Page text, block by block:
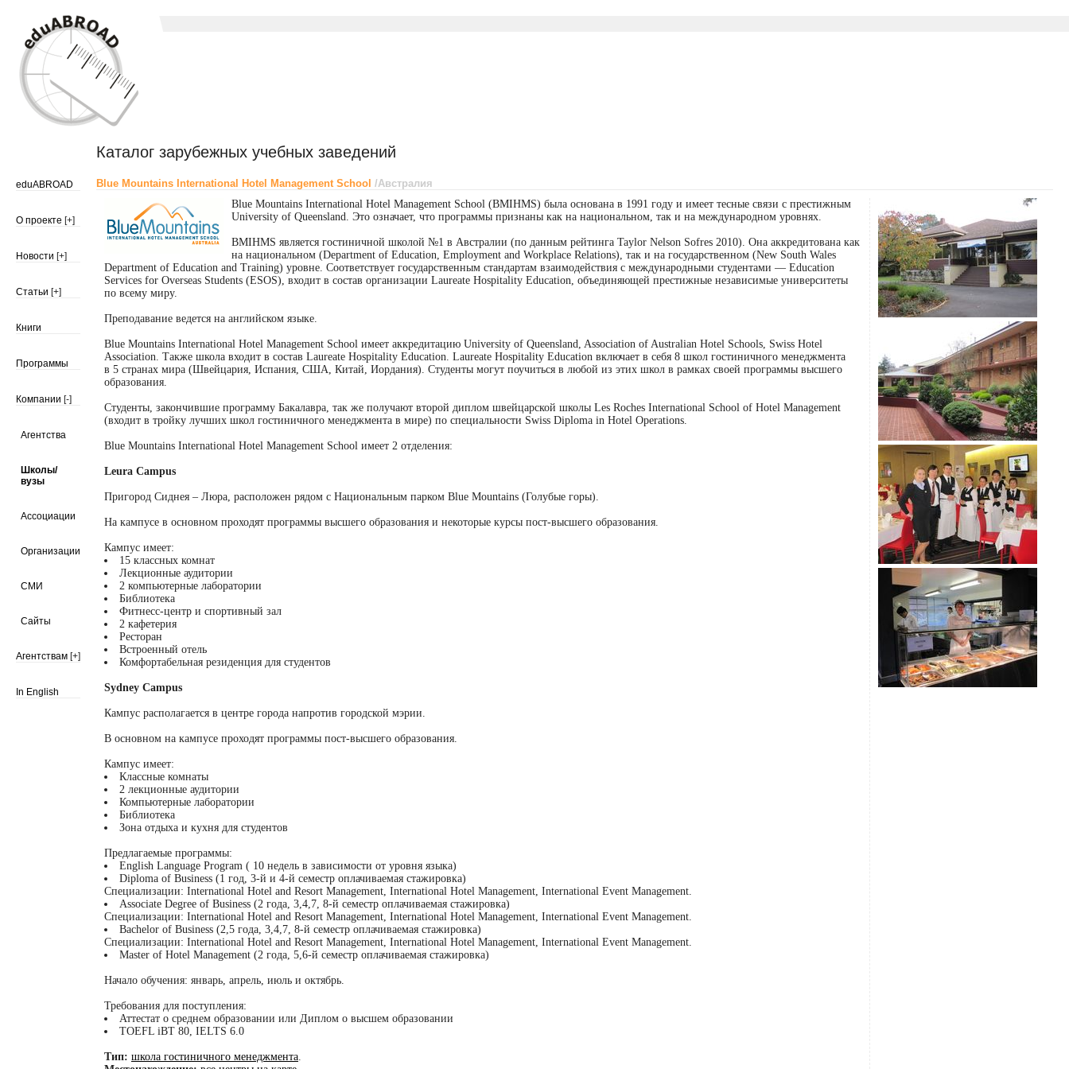
Каталог зарубежных учебных заведений
eduABROAD
О проекте [+]
Новости [+]
Статьи [+]
Книги
Программы
Компании [-]
Агентства
Школы/
вузы
Ассоциации
Организации
СМИ
Сайты
Агентствам [+]
In English
Blue Mountains International Hotel Management School /Австралия
Blue Mountains International Hotel Management School (BMIHMS) была основана в 1991 году и имеет тесные связи с престижным
University of Queensland. Это означает, что программы признаны как на национальном, так и на международном уровнях.
BMIHMS является гостиничной школой №1 в Австралии (по данным рейтинга Taylor Nelson Sofres 2010). Она аккредитована как
на национальном (Department of Education, Employment and Workplace Relations), так и на государственном (New South Wales
Department of Education and Training) уровне. Соответствует государственным стандартам взаимодействия с международными студентами — Education
Services for Overseas Students (ESOS), входит в состав организации Laureate Hospitality Education, объединяющей престижные независимые университеты
по всему миру.
Преподавание ведется на английском языке.
Blue Mountains International Hotel Management School имеет аккредитацию University of Queensland, Association of Australian Hotel Schools, Swiss Hotel
Association. Также школа входит в состав Laureate Hospitality Education. Laureate Hospitality Education включает в себя 8 школ гостиничного менеджмента
в 5 странах мира (Швейцария, Испания, США, Китай, Иордания). Студенты могут поучиться в любой из этих школ в рамках своей программы высшего
образования.
Студенты, закончившие программу Бакалавра, так же получают второй диплом швейцарской школы Les Roches International School of Hotel Management
(входит в тройку лучших школ гостиничного менеджмента в мире) по специальности Swiss Diploma in Hotel Operations.
Blue Mountains International Hotel Management School имеет 2 отделения:
Leura Campus
Пригород Сиднея – Люра, расположен рядом с Национальным парком Blue Mountains (Голубые горы).
На кампусе в основном проходят программы высшего образования и некоторые курсы пост-высшего образования.
Кампус имеет:
15 классных комнат
Лекционные аудитории
2 компьютерные лаборатории
Библиотека
Фитнесс-центр и спортивный зал
2 кафетерия
Ресторан
Встроенный отель
Комфортабельная резиденция для студентов
Sydney Campus
Кампус располагается в центре города напротив городской мэрии.
В основном на кампусе проходят программы пост-высшего образования.
Кампус имеет:
Классные комнаты
2 лекционные аудитории
Компьютерные лаборатории
Библиотека
Зона отдыха и кухня для студентов
Предлагаемые программы:
English Language Program ( 10 недель в зависимости от уровня языка)
Diploma of Business (1 год, 3-й и 4-й семестр оплачиваемая стажировка)
Специализации: International Hotel and Resort Management, International Hotel Management, International Event Management.
Associate Degree of Business (2 года, 3,4,7, 8-й семестр оплачиваемая стажировка)
Специализации: International Hotel and Resort Management, International Hotel Management, International Event Management.
Bachelor of Business (2,5 года, 3,4,7, 8-й семестр оплачиваемая стажировка)
Специализации: International Hotel and Resort Management, International Hotel Management, International Event Management.
Master of Hotel Management (2 года, 5,6-й семестр оплачиваемая стажировка)
Начало обучения: январь, апрель, июль и октябрь.
Требования для поступления:
Аттестат о среднем образовании или Диплом о высшем образовании
TOEFL iBT 80, IELTS 6.0
Тип: школа гостиничного менеджмента.